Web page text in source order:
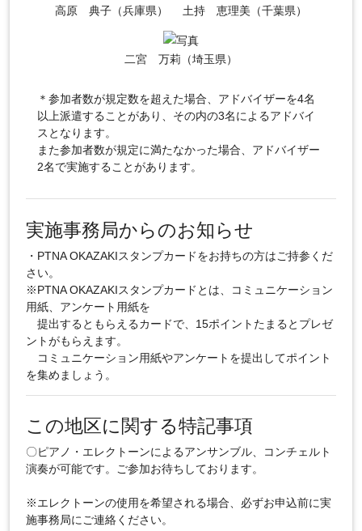
高原 典子（兵庫県） 土持 恵理美（千葉県）
二宮 万莉（埼玉県）
＊参加者数が規定数を超えた場合、アドバイザーを4名
以上派遣することがあり、その内の3名によるアドバイ
スとなります。
また参加者数が規定に満たなかった場合、アドバイザー
2名で実施することがあります。
実施事務局からのお知らせ
・PTNA OKAZAKIスタンプカードをお持ちの方はご持参くだ
さい。
※PTNA OKAZAKIスタンプカードとは、コミュニケーション
用紙、アンケート用紙を
提出するともらえるカードで、15ポイントたまるとプレゼ
ントがもらえます。
コミュニケーション用紙やアンケートを提出してポイント
を集めましょう。
この地区に関する特記事項
〇ピアノ・エレクトーンによるアンサンブル、コンチェルト
演奏が可能です。ご参加お待ちしております。
※エレクトーンの使用を希望される場合、必ずお申込前に実
施事務局にご連絡ください。